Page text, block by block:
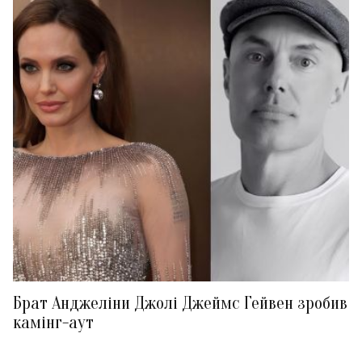
Брат Анджеліни Джолі Джеймс Гейвен зробив
камінг-аут